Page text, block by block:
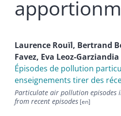
Laurence Rouïl, Bertrand
Favez, Eva Leoz-Garziandia
Épisodes de pollution
enseignements tirer des
Particulate air pollution episodes
from recent episodes